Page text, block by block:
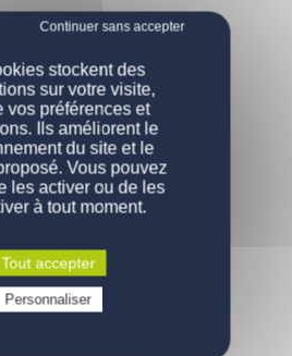
HOMES
de série
PROPRIÉTAIRE
un mobil-home ?
propriétaire ?
mobil-home neuf
produits
nous
CONTACT
UN PROFESSIONNEL
stockent des
sur votre visite,
vos préférences et
Ils améliorent le
du site et le
Vous pouvez
les activer ou de les
à tout moment.
Tout accepter
Personnaliser